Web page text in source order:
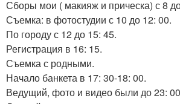
Сборы мои ( макияж и прическа) с 8
Съемка: в фотостудии с 10 до 12: 00.
По городу с 12 до 15: 45.
Регистрация в 16: 15.
Съемка с родными.
Начало банкета в 17: 30-18: 00.
Ведущий, фото и видео были до 23: